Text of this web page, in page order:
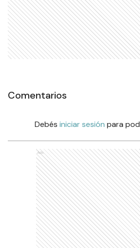
Comentarios
Debés iniciar sesión para
Ads